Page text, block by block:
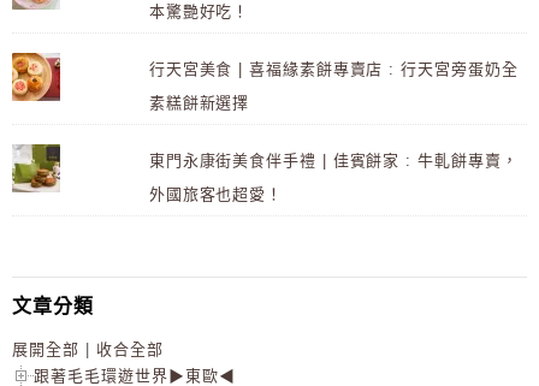
本驚艷好吃！
行天宮美食 | 喜福緣素餅專賣店 : 行天宮旁蛋奶全
素糕餅新選擇
東門永康街美食伴手禮 | 佳賓餅家 : 牛軋餅專賣，
外國旅客也超愛！
文章分類
展開全部 | 收合全部
跟著毛毛環遊世界▶東歐◀